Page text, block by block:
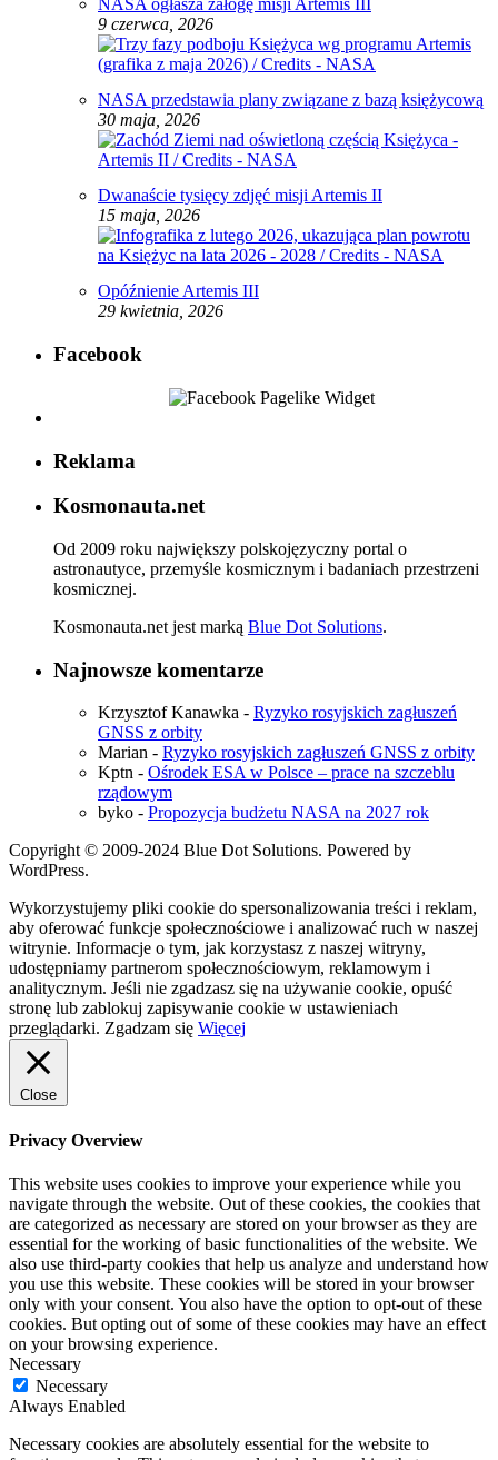
NASA ogłasza załogę misji Artemis III
9 czerwca, 2026
NASA przedstawia plany związane z bazą księżycową
30 maja, 2026
Dwanaście tysięcy zdjęć misji Artemis II
15 maja, 2026
Opóźnienie Artemis III
29 kwietnia, 2026
Facebook
Reklama
Kosmonauta.net
Od 2009 roku największy polskojęzyczny portal o
astronautyce, przemyśle kosmicznym i badaniach przestrzeni
kosmicznej.
Kosmonauta.net jest marką Blue Dot Solutions.
Najnowsze komentarze
Krzysztof Kanawka - Ryzyko rosyjskich zagłuszeń
GNSS z orbity
Marian - Ryzyko rosyjskich zagłuszeń GNSS z orbity
Kptn - Ośrodek ESA w Polsce – prace na szczeblu
rządowym
byko - Propozycja budżetu NASA na 2027 rok
Copyright © 2009-2024 Blue Dot Solutions. Powered by
WordPress.
Wykorzystujemy pliki cookie do spersonalizowania treści i reklam,
aby oferować funkcje społecznościowe i analizować ruch w naszej
witrynie. Informacje o tym, jak korzystasz z naszej witryny,
udostępniamy partnerom społecznościowym, reklamowym i
analitycznym. Jeśli nie zgadzasz się na używanie cookie, opuść
stronę lub zablokuj zapisywanie cookie w ustawieniach
przeglądarki. Zgadzam się Więcej
Close
Privacy Overview
This website uses cookies to improve your experience while you
navigate through the website. Out of these cookies, the cookies that
are categorized as necessary are stored on your browser as they are
essential for the working of basic functionalities of the website. We
also use third-party cookies that help us analyze and understand how
you use this website. These cookies will be stored in your browser
only with your consent. You also have the option to opt-out of these
cookies. But opting out of some of these cookies may have an effect
on your browsing experience.
Necessary
Necessary
Always Enabled
Necessary cookies are absolutely essential for the website to